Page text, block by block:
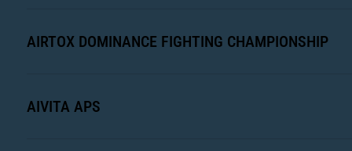
AIRTOX DOMINANCE FIGHTING CHAMPIONSHIP
AIVITA APS